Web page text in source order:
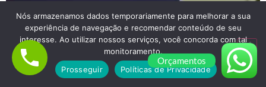
Orçamentos
Nós armazenamos dados temporariamente para melhorar a sua
experiência de navegação e recomendar conteúdo de seu
interesse. Ao utilizar nossos serviços, você concorda com tal
monitoramento.
Prosseguir
Políticas de Privacidade